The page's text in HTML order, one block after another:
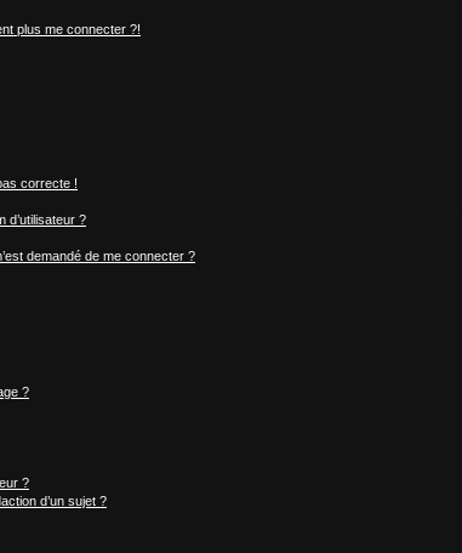
plus me connecter ?!
correcte !
d’utilisateur ?
demandé de me connecter ?
?
?
d’un sujet ?